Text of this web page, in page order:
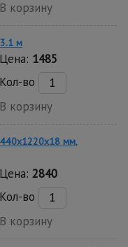
В корзину
3.1 м
Цена: 1485
Кол-во
В корзину
мм,
Цена: 2840
Кол-во
В корзину